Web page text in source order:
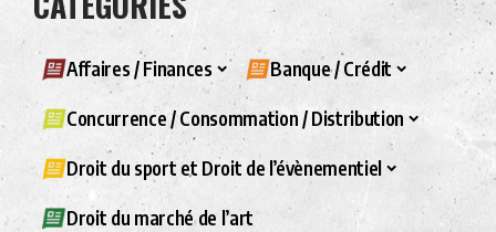
Affaires / Finances Banque / Crédit
Concurrence / Consommation / Distribution
Droit du sport et Droit de l’évènementiel
Droit du marché de l’art